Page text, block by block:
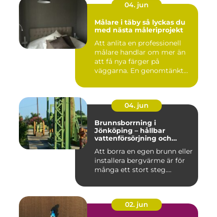
04. jun
Målare i täby så lyckas du
med nästa måleriprojekt
Att anlita en professionell
målare handlar om mer än
att få nya färger på
väggarna. En genomtänkt
04. jun
Brunnsborrning i
Jönköping – hållbar
vattenförsörjning och
Att borra en egen brunn eller
installera bergvärme är för
många ett stort steg....
02. jun